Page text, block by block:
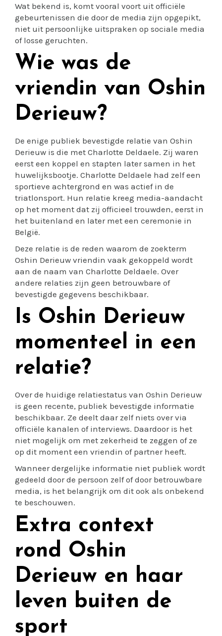
Wat bekend is, komt vooral voort uit officiële
gebeurtenissen die door de media zijn opgepikt,
niet uit persoonlijke uitspraken op sociale media
of losse geruchten.
Wie was de
vriendin van Oshin
Derieuw?
De enige publiek bevestigde relatie van Oshin
Derieuw is die met Charlotte Deldaele. Zij waren
eerst een koppel en stapten later samen in het
huwelijksbootje. Charlotte Deldaele had zelf een
sportieve achtergrond en was actief in de
triatlonsport. Hun relatie kreeg media-aandacht
op het moment dat zij officieel trouwden, eerst in
het buitenland en later met een ceremonie in
België.
Deze relatie is de reden waarom de zoekterm
Oshin Derieuw vriendin vaak gekoppeld wordt
aan de naam van Charlotte Deldaele. Over
andere relaties zijn geen betrouwbare of
bevestigde gegevens beschikbaar.
Is Oshin Derieuw
momenteel in een
relatie?
Over de huidige relatiestatus van Oshin Derieuw
is geen recente, publiek bevestigde informatie
beschikbaar. Ze deelt daar zelf niets over via
officiële kanalen of interviews. Daardoor is het
niet mogelijk om met zekerheid te zeggen of ze
op dit moment een vriendin of partner heeft.
Wanneer dergelijke informatie niet publiek wordt
gedeeld door de persoon zelf of door betrouwbare
media, is het belangrijk om dit ook als onbekend
te beschouwen.
Extra context
rond Oshin
Derieuw en haar
leven buiten de
sport